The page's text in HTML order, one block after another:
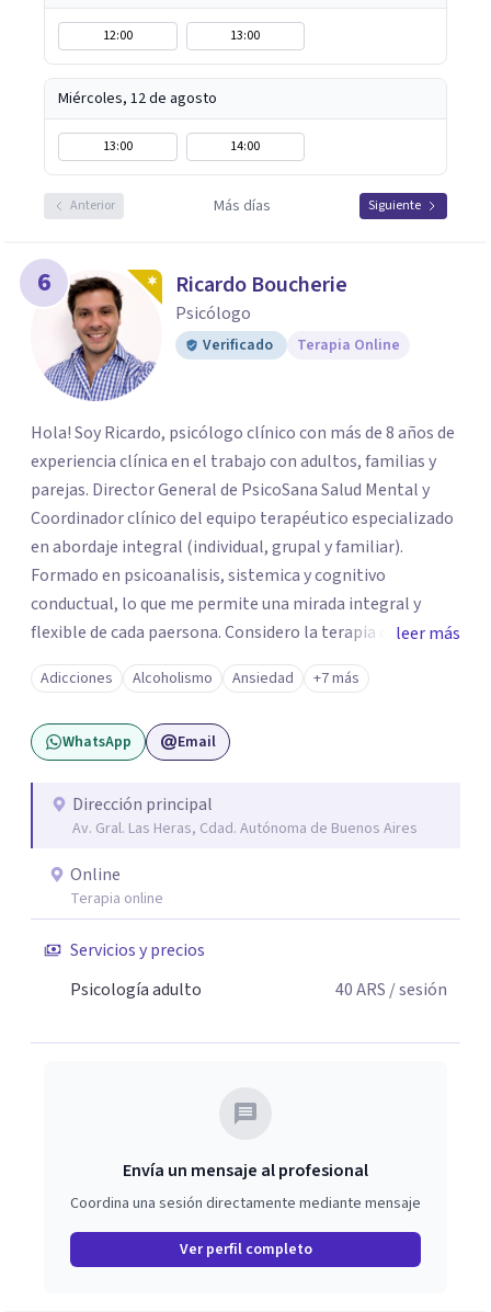
12:00 13:00
Miércoles, 12 de agosto
13:00 14:00
Anterior Más días Siguiente
6 Ricardo Boucherie
Psicólogo
Verificado Terapia Online
Hola! Soy Ricardo, psicólogo clínico con más de 8 años de
experiencia clínica en el trabajo con adultos, familias y
parejas. Director General de PsicoSana Salud Mental y
Coordinador clínico del equipo terapéutico especializado
en abordaje integral (individual, grupal y familiar).
Formado en psicoanalisis, sistemica y cognitivo
conductual, lo que me permite una mirada integral y
flexible de cada paersona. Considero la terapia como un
espacio de escucha, construcción y transformación,
adpatando el contexto de cada persona para ayudarla de
la mejor manera posible.
leer más
Adicciones Alcoholismo Ansiedad +7 más
WhatsApp Email
Dirección principal
Av. Gral. Las Heras, Cdad. Autónoma de Buenos Aires
Online
Terapia online
Servicios y precios
Psicología adulto
40ARS / sesión
Envía un mensaje al profesional
Coordina una sesión directamente mediante mensaje
Ver perfil completo